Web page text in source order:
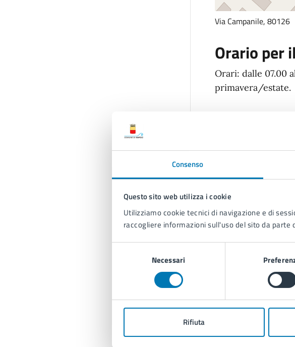
Consenso
Questo sito web utilizza i cookie
Utilizziamo cookie tecnici di navigazione e di
raccogliere informazioni sull'uso del sito da parte
Necessari
Rifiuta
Via Campanile, 80126
Orario per
Orari: dalle 07.00
primavera/estate.
E-mail:
E-mail:
Ulteriori
Aree di sosta,